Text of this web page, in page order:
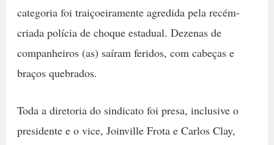
categoria foi traiçoeiramente agredida pela recém-
criada polícia de choque estadual. Dezenas de
companheiros (as) saíram feridos, com cabeças e
braços quebrados.
Toda a diretoria do sindicato foi presa, inclusive o
presidente e o vice, Joinville Frota e Carlos Clay,